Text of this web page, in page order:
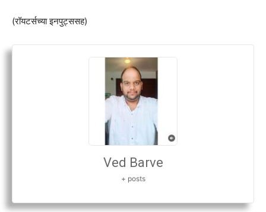
(रॉयटर्सच्या इनपुट्ससह)
Ved Barve
+ posts